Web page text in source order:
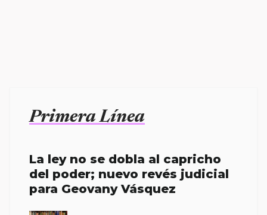
Primera Línea
La ley no se dobla al capricho
del poder; nuevo revés judicial
para Geovany Vásquez